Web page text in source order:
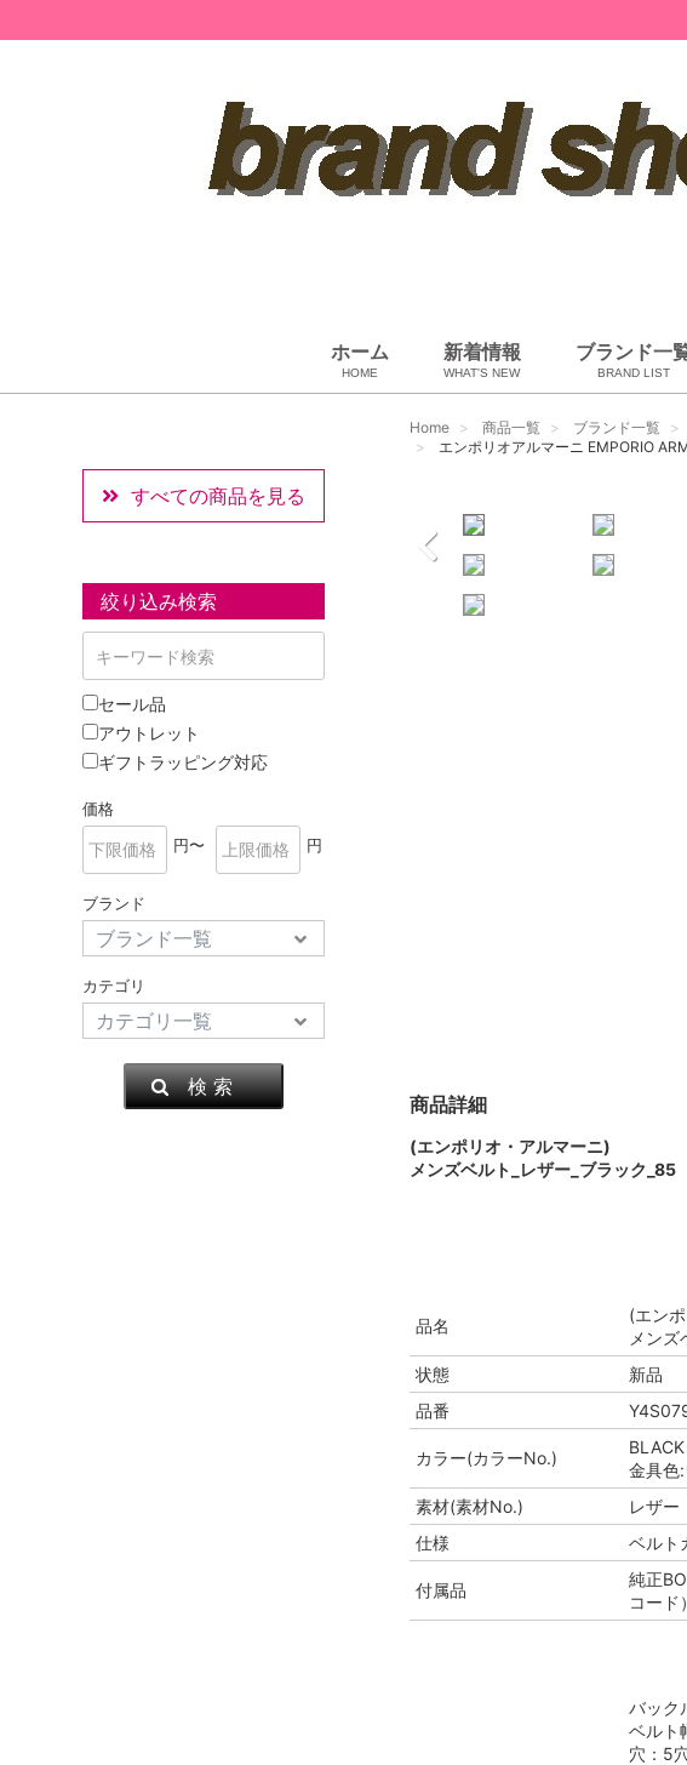
ホーム
HOME
新着情報
WHAT'S NEW
ブランド一
BRAND LIST
ルイヴィトン
シャネル
エルメス
全てのブラン
雑貨・その他
バッグ＆ポーチ
アロマ＆フレグランス
Home 商品一覧 ブランド一覧
エンポリオアルマーニ EMPORIO
すべての商品を見る
絞り込み検索
セール品
アウトレット
ギフトラッピング対応
価格
円〜
円
ブランド
カテゴリ
検 索
商品詳細
(エンポリオ・アルマーニ)
メンズベルト_レザー_ブラック_85
品名
(エン
メンズ
状態
新品
品番
カラー(カラーNo.)
金具色
素材(素材No.)
レザー
仕様
ベルト
付属品
純正
コード）
バック
ベルト
穴：5